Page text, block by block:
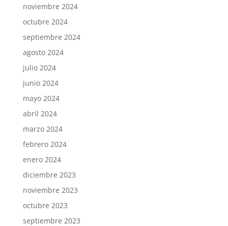
noviembre 2024
octubre 2024
septiembre 2024
agosto 2024
julio 2024
junio 2024
mayo 2024
abril 2024
marzo 2024
febrero 2024
enero 2024
diciembre 2023
noviembre 2023
octubre 2023
septiembre 2023